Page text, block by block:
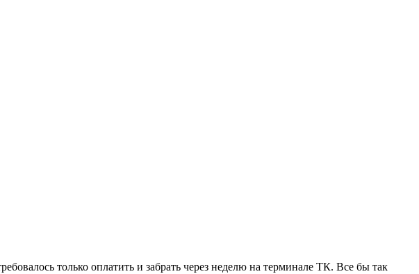
только оплатить и забрать через неделю на терминале ТК. Все бы так